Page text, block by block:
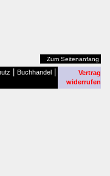
Zum Seitenanfang
Buchhandel
Vertrag
widerrufen